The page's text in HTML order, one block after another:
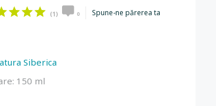
(1) 0 Spune-ne părerea ta
Siberica
150 ml